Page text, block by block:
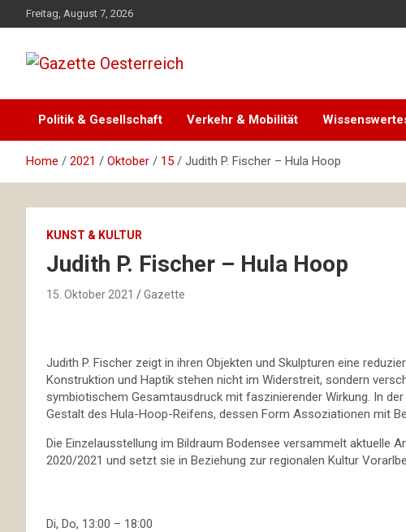
to
Freitag, August 7, 2026
Gazette Oesterreich
Politik & Gesellschaft Verkehr & Mobilität
Home 2021 Oktober 15 Judith P. Fischer – Hula Hoop
KUNST & KULTUR
Judith P. Fischer – Hula Hoop
15. Oktober 2021 Gazette
Judith P. Fischer zeigt in ihren Objekten und Skulpturen eine
Konstruktion und Haptik stehen nicht im Widerstreit, sondern
symbiotischem Gesamtausdruck mit faszinierender Wirkung. In
Gestalt des Hula-Hoop-Reifens, dessen Form Assoziationen mit
Die Einzelausstellung im Bildraum Bodensee versammelt aktuelle
2020/2021 und setzt sie in Beziehung zur regionalen Kultur
Di, Do, 13:00 – 18:00